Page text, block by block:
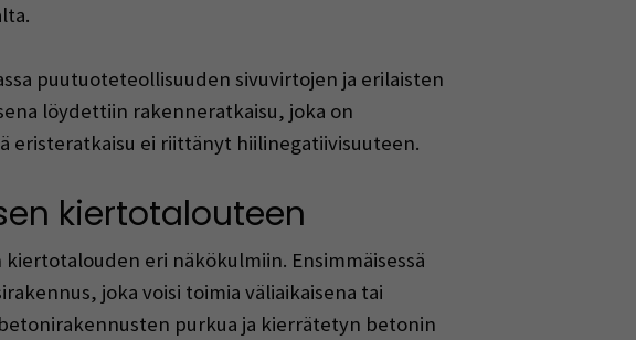
puutuoteteollisuuden sivuvirtojen ja erilaisten
löydettiin rakenneratkaisu, joka on
eristeratkaisu ei riittänyt hiilinegatiivisuuteen.
kiertotalouteen
eri näkökulmiin. Ensimmäisessä
joka voisi toimia väliaikaisena tai
purkua ja kierrätetyn betonin